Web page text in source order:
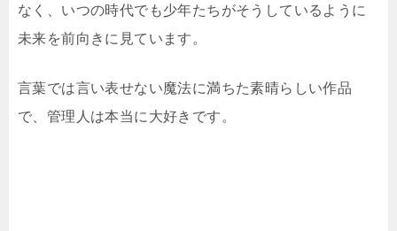
なく、いつの時代でも少年たちがそうしているように
未来を前向きに見ています。
言葉では言い表せない魔法に満ちた素晴らしい作品
で、管理人は本当に大好きです。